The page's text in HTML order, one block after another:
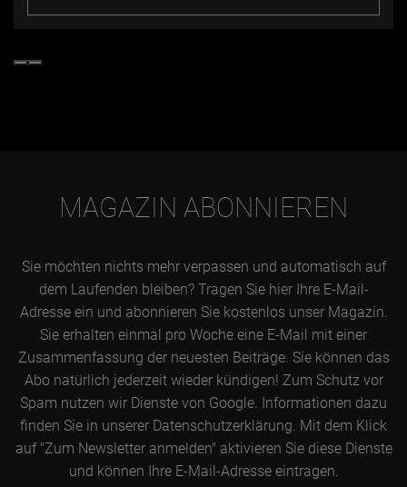
MAGAZIN ABONNIEREN
Sie möchten nichts mehr verpassen und automatisch auf
dem Laufenden bleiben? Tragen Sie hier Ihre E-Mail-
Adresse ein und abonnieren Sie kostenlos unser Magazin.
Sie erhalten einmal pro Woche eine E-Mail mit einer
Zusammenfassung der neuesten Beiträge. Sie können das
Abo natürlich jederzeit wieder kündigen! Zum Schutz vor
Spam nutzen wir Dienste von Google. Informationen dazu
finden Sie in unserer Datenschutzerklärung. Mit dem Klick
auf "Zum Newsletter anmelden" aktivieren Sie diese Dienste
und können Ihre E-Mail-Adresse eintragen.